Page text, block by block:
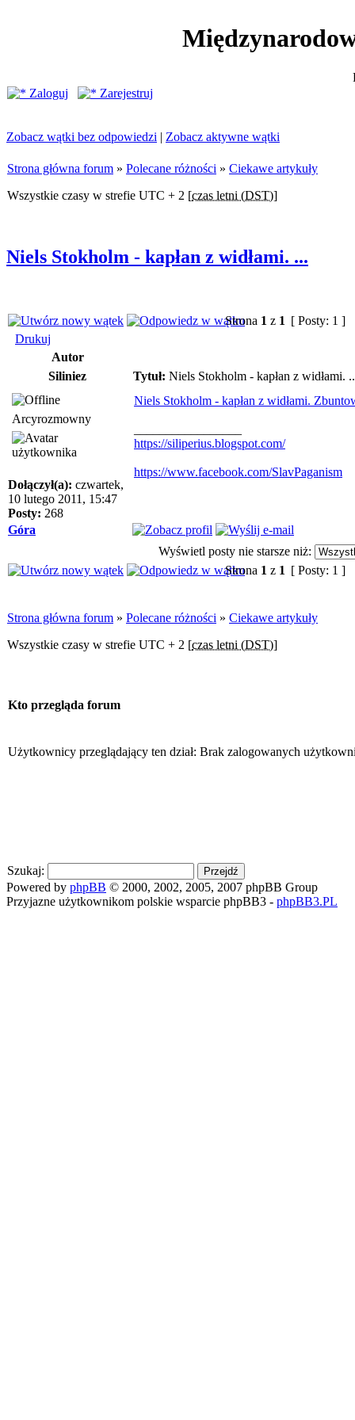
Zaloguj
Zarejestruj
Zobacz wątki bez odpowiedzi | Zobacz aktywne wątki
Strona główna forum » Polecane różności » Ciekawe artykuły
Wszystkie czasy w strefie UTC + 2 [czas letni (DST)]
Niels Stokholm - kapłan z widłami. ...
Strona 1 z 1 [ Posty: 1 ]
Drukuj
Autor
Siliniez
Tytuł: Niels Stokholm - kapłan z widłami.
Arcyrozmowny
Dołączył(a): czwartek,
10 lutego 2011, 15:47
Posty: 268
Niels Stokholm - kapłan z widłami.
https://siliperius.blogspot.com/
https://www.facebook.com/SlavPaganism
Góra
Wyświetl posty nie starsze niż:
Strona 1 z 1 [ Posty: 1 ]
Strona główna forum » Polecane różności » Ciekawe artykuły
Wszystkie czasy w strefie UTC + 2 [czas letni (DST)]
Kto przegląda forum
Użytkownicy przeglądający ten dział: Brak zalogowanych
Szukaj:
Powered by phpBB © 2000, 2002, 2005, 2007 phpBB Group
Przyjazne użytkownikom polskie wsparcie phpBB3 - phpBB3.PL